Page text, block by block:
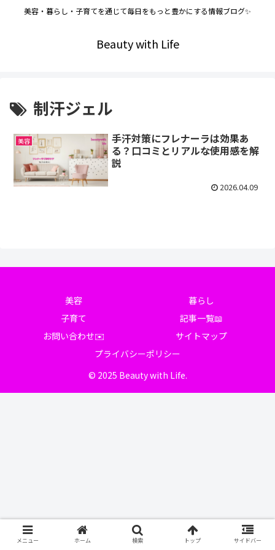
美容・暮らし・子育てを通じて毎日をもっと豊かにする情報ブログ✨
Beauty with Life
制汗ジェル
美容
手汗対策にフレナーラは効果あ
る？口コミとリアルな使用感を解
説
2026.04.09
美容
暮らし
子育て
記事一覧📖
お問い合わせ✉️
サイトマップ
プライバシーポリシー
© 2025 Beauty with Life.
メニュー ホーム 検索 トップ サイドバー